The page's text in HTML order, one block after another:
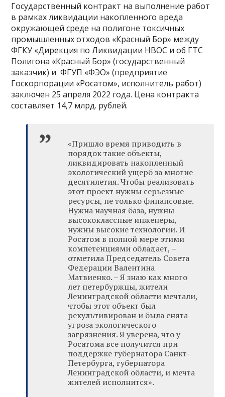
Государственный контракт на выполнение работ
в рамках ликвидации накопленного вреда
окружающей среде на полигоне токсичных
промышленных отходов «Красный Бор» между
ФГКУ «Дирекция по Ликвидации НВОС и об ГТС
Полигона «Красный Бор» (государственный
заказчик) и ФГУП «ФЭО» (предприятие
Госкорпорации «Росатом», исполнитель работ)
заключен 25 апреля 2022 года. Цена контракта
составляет 14,7 млрд. рублей.
«Пришло время приводить в
порядок такие объекты,
ликвидировать накопленный
экологический ущерб за многие
десятилетия. Чтобы реализовать
этот проект нужны серьезные
ресурсы, не только финансовые.
Нужна научная база, нужны
высококлассные инженеры,
нужны высокие технологии. И
Росатом в полной мере этими
компетенциями обладает, –
отметила Председатель Совета
Федерации Валентина
Матвиенко. – Я знаю как много
лет петербуржцы, жители
Ленинградской области мечтали,
чтобы этот объект был
рекультивирован и была снята
угроза экологического
загрязнения. Я уверена, что у
Росатома все получится при
поддержке губернатора Санкт-
Петербурга, губернатора
Ленинградской области, и мечта
жителей исполнится».